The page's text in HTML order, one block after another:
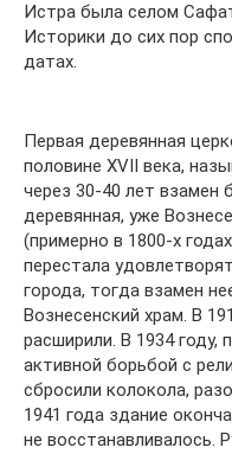
Истра была селом
Историки до сих пор
датах.
Первая деревянная
половине XVII века,
через 30-40 лет взамен
деревянная, уже
(примерно в 1800-х
перестала
города, тогда взамен
Вознесенский храм. В
расширили. В 1934 году,
активной борьбой с
сбросили колокола,
1941 года здание
не восстанавливалось.